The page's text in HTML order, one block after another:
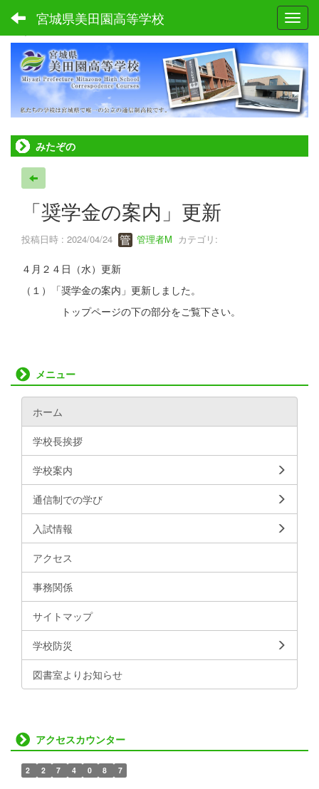
宮城県美田園高等学校
みたぞの
「奨学金の案内」更新
投稿日時 : 2024/04/24 管理者M カテゴリ:
４月２４日（水）更新
（１）「奨学金の案内」更新しました。
トップページの下の部分をご覧下さい。
メニュー
ホーム
学校長挨拶
学校案内
通信制での学び
入試情報
アクセス
事務関係
サイトマップ
学校防災
図書室よりお知らせ
アクセスカウンター
2 2 7 4 0 8 7